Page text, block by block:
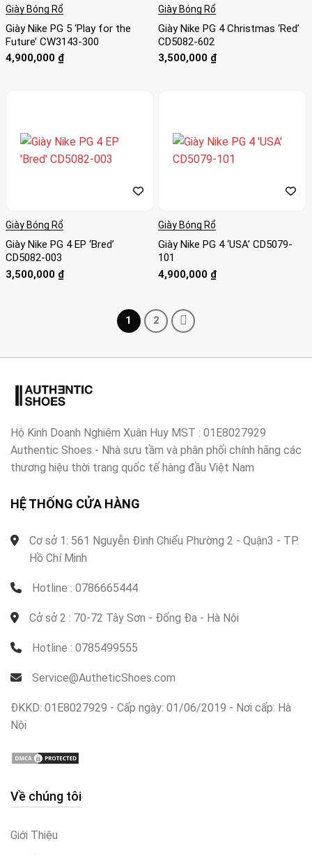
Giày Bóng Rổ
Giày Nike PG 5 ‘Play for the
Future’ CW3143-300
4,900,000 ₫
Giày Bóng Rổ
Giày Nike PG 4 Christmas ‘Red’
CD5082-602
3,500,000 ₫
Giày Bóng Rổ
Giày Nike PG 4 EP ‘Bred’
CD5082-003
3,500,000 ₫
Giày Bóng Rổ
Giày Nike PG 4 ‘USA’ CD5079-
101
4,900,000 ₫
1 2
Hộ Kinh Doanh Nghiêm Xuân Huy MST : 01E8027929
Authentic Shoes - Nhà sưu tầm và phân phối chính hãng các
thương hiệu thời trang quốc tế hàng đầu Việt Nam
HỆ THỐNG CỬA HÀNG
Cơ sở 1: 561 Nguyễn Đình Chiểu Phường 2 - Quận3 - TP.
Hồ Chí Minh
Hotline : 0786665444
Cở sở 2 : 70-72 Tây Sơn - Đống Đa - Hà Nội
Hotline : 0785499555
Service@AutheticShoes.com
ĐKKD: 01E8027929 - Cấp ngày: 01/06/2019 - Nơi cấp: Hà
Nội
Về chúng tôi
Giới Thiệu